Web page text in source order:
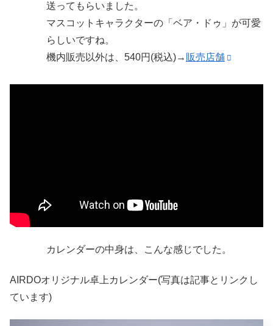
送ってもらいました。
マスコットキャラクターの「ベア・ドゥ」が可愛
らしいですね。
機内販売以外は、540円(税込)→ 販売店舗
カレンダーの中身は、こんな感じでした。
AIRDOオリジナル卓上カレンダー(写真は記事とリンクし
ています)